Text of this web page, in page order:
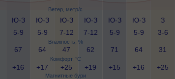
Ветер, метр/с
Влажность, %
Комфорт, °C
Магнитные бури
Ю-З
5-9
Ю-З
5-9
Ю-З
7-12
Ю-З
7-12
Ю-З
5-9
Ю-З
5-9
З
3-6
67 64 47 62 71 64 31
+16 +17 +25 +19 +15 +16 +25